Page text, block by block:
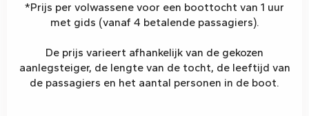
*Prijs per volwassene voor een boottocht van 1 uur
met gids (vanaf 4 betalende passagiers).
De prijs varieert afhankelijk van de gekozen
aanlegsteiger, de lengte van de tocht, de leeftijd van
de passagiers en het aantal personen in de boot.